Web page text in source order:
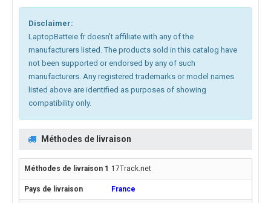
Disclaimer:
LaptopBatteie.fr doesn't affiliate with any of the
manufacturers listed. The products sold in this catalog have
not been supported or endorsed by any of such
manufacturers. Any registered trademarks or model names
listed above are identified as purposes of showing
compatibility only.
Méthodes de livraison
17Track.net
France